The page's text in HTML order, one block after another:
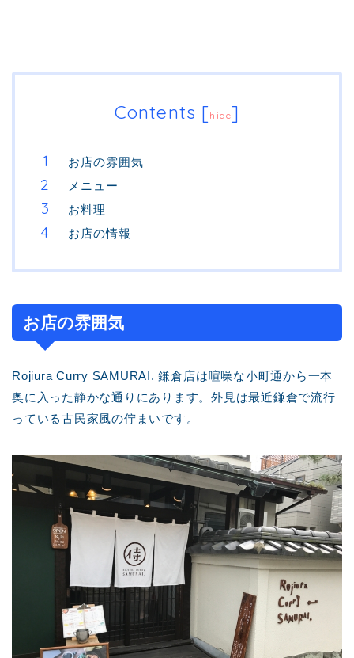
Contents [hide]
お店の雰囲気
メニュー
お料理
お店の情報
お店の雰囲気
Rojiura Curry SAMURAI. 鎌倉店は喧噪な小町通から一本
奥に入った静かな通りにあります。外見は最近鎌倉で流行
っている古民家風の佇まいです。